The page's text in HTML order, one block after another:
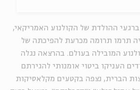
המאה ה־20, ברגעי ההולדת של הקולנוע האמריקאי,
תרמו תרומה מכרעת להפיכתה של
המובילה בעולם. בהרצאה נגלה
העניקו ביטוי אומנותי להגירתם
הברית, נצפה בקטעים מקלאסיקות